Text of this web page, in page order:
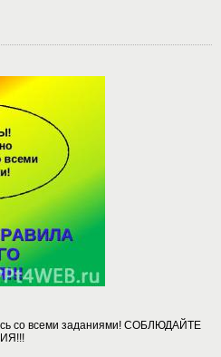
со всеми заданиями! СОБЛЮДАЙТЕ